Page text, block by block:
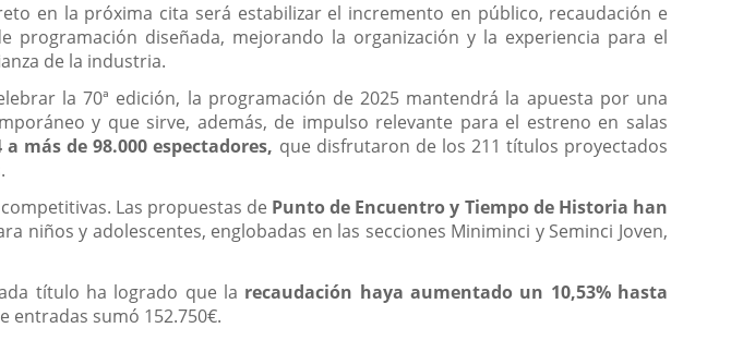
en la próxima cita será estabilizar el incremento en público, recaudación e
diseñada, mejorando la organización y la experiencia para el
de la industria.
la 70ª edición, la programación de 2025 mantendrá la apuesta por una
y que sirve, además, de impulso relevante para el estreno en salas
a más de 98.000 espectadores, que disfrutaron de los 211 títulos proyectados
Las propuestas de Punto de Encuentro y Tiempo de Historia han
niños y adolescentes, englobadas en las secciones Miniminci y Seminci Joven,
título ha logrado que la recaudación haya aumentado un 10,53% hasta
entradas sumó 152.750€.